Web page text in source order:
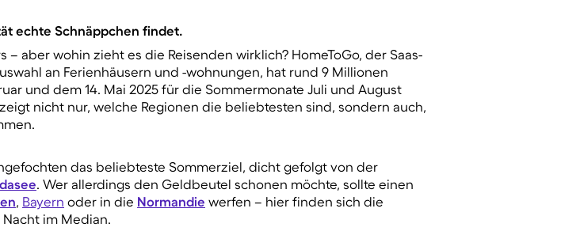
echte Schnäppchen findet.
aber wohin zieht es die Reisenden wirklich? HomeToGo, der Saas-
an Ferienhäusern und -wohnungen, hat rund 9 Millionen
und dem 14. Mai 2025 für die Sommermonate Juli und August
nicht nur, welche Regionen die beliebtesten sind, sondern auch,
das beliebteste Sommerziel, dicht gefolgt von der
. Wer allerdings den Geldbeutel schonen möchte, sollte einen
, Bayern oder in die Normandie werfen – hier finden sich die
im Median.